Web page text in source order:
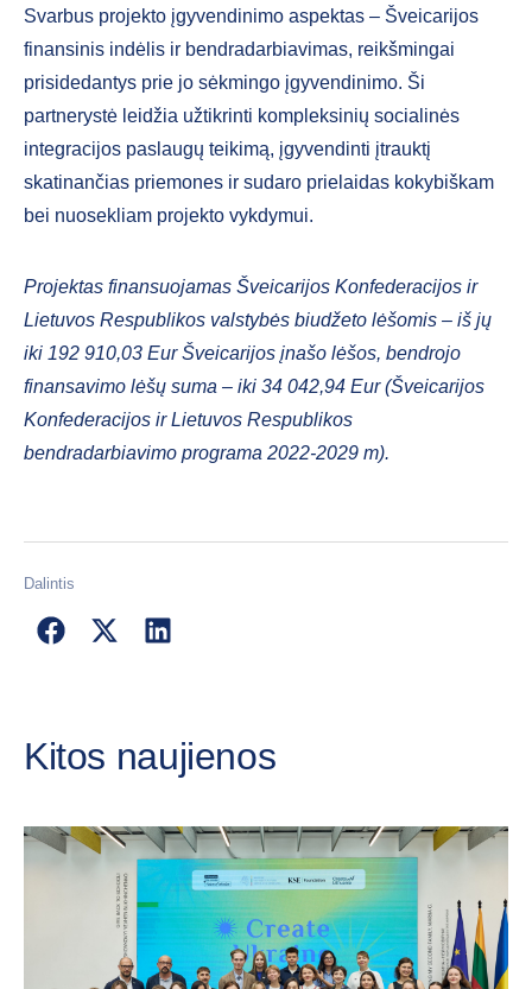
Svarbus projekto įgyvendinimo aspektas – Šveicarijos
finansinis indėlis ir bendradarbiavimas, reikšmingai
prisidedantys prie jo sėkmingo įgyvendinimo. Ši
partnerystė leidžia užtikrinti kompleksinių socialinės
integracijos paslaugų teikimą, įgyvendinti įtrauktį
skatinančias priemones ir sudaro prielaidas kokybiškam
bei nuosekliam projekto vykdymui.
Projektas finansuojamas Šveicarijos Konfederacijos ir
Lietuvos Respublikos valstybės biudžeto lėšomis – iš jų
iki 192 910,03 Eur Šveicarijos įnašo lėšos, bendrojo
finansavimo lėšų suma – iki 34 042,94 Eur (Šveicarijos
Konfederacijos ir Lietuvos Respublikos
bendradarbiavimo programa 2022-2029 m).
Dalintis
Kitos naujienos